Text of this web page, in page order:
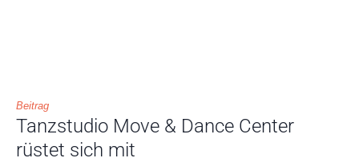
Beitrag
Tanzstudio Move & Dance Center
rüstet sich mit